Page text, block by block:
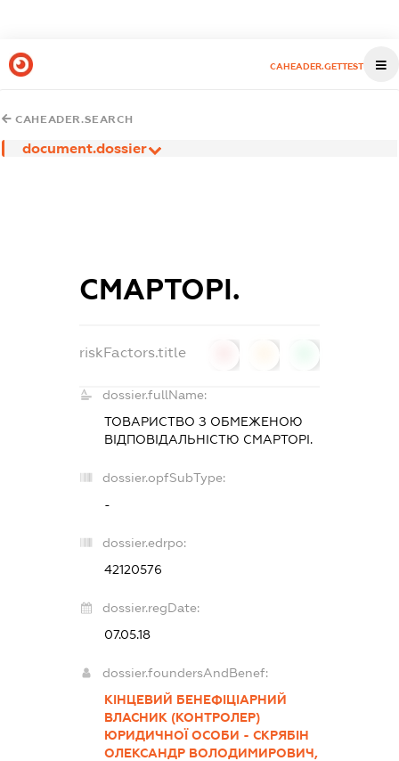
CAHEADER.GETTEST
CAHEADER.SEARCH
document.dossier
СМАРТОРІ.
riskFactors.title
dossier.fullName:
ТОВАРИСТВО З ОБМЕЖЕНОЮ
ВІДПОВІДАЛЬНІСТЮ СМАРТОРІ.
dossier.opfSubType:
-
dossier.edrpo:
42120576
dossier.regDate:
07.05.18
dossier.foundersAndBenef:
КІНЦЕВИЙ БЕНЕФІЦІАРНИЙ
ВЛАСНИК (КОНТРОЛЕР)
ЮРИДИЧНОЇ ОСОБИ - СКРЯБІН
ОЛЕКСАНДР ВОЛОДИМИРОВИЧ,